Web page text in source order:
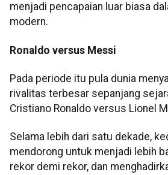
menjadi pencapaian luar biasa
modern.
Ronaldo versus Messi
Pada periode itu pula dunia
rivalitas terbesar sepanjang
Cristiano Ronaldo versus Lionel
Selama lebih dari satu dekade,
mendorong untuk menjadi lebih
rekor demi rekor, dan